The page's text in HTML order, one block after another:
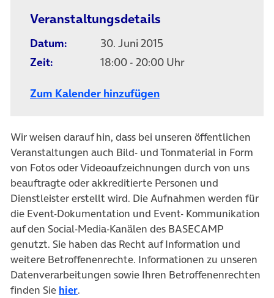
Veranstaltungsdetails
Datum:
30. Juni 2015
Zeit:
18:00 - 20:00 Uhr
Zum Kalender hinzufügen
Wir weisen darauf hin, dass bei unseren öffentlichen
Veranstaltungen auch Bild- und Tonmaterial in Form
von Fotos oder Videoaufzeichnungen durch von uns
beauftragte oder akkreditierte Personen und
Dienstleister erstellt wird. Die Aufnahmen werden für
die Event-Dokumentation und Event- Kommunikation
auf den Social-Media-Kanälen des BASECAMP
genutzt. Sie haben das Recht auf Information und
weitere Betroffenenrechte. Informationen zu unseren
Datenverarbeitungen sowie Ihren Betroffenenrechten
finden Sie hier.